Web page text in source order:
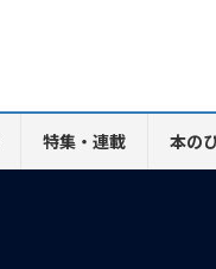
特集・連載 本の